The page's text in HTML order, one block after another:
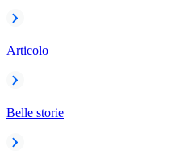
Articolo
Belle storie